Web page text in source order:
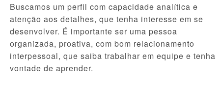
Buscamos um perfil com capacidade analítica e
atenção aos detalhes, que tenha interesse em se
desenvolver. É importante ser uma pessoa
organizada, proativa, com bom relacionamento
interpessoal, que saiba trabalhar em equipe e tenha
vontade de aprender.